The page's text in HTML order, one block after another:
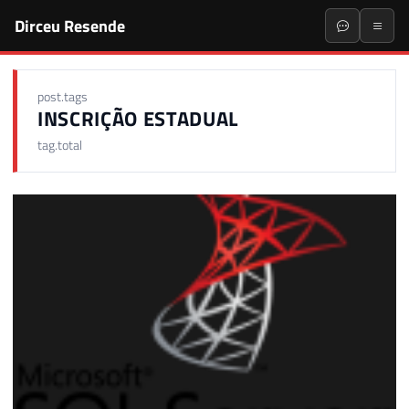
Dirceu Resende
post.tags
INSCRIÇÃO ESTADUAL
tag.total